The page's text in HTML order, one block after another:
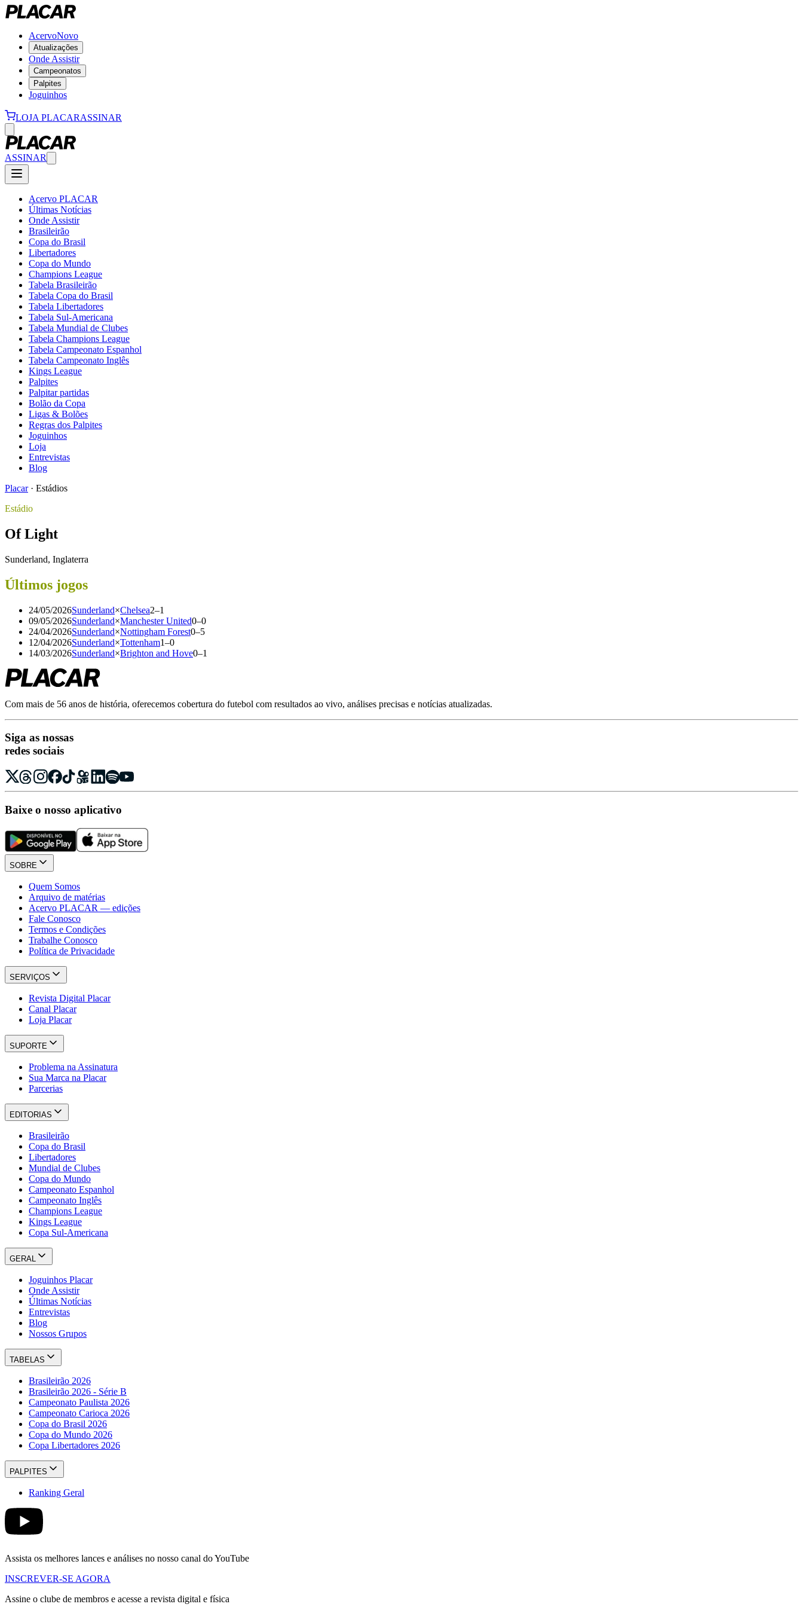
AcervoNovo
Atualizações
Onde Assistir
Campeonatos
Palpites
Joguinhos
LOJA PLACARASSINAR
ASSINAR
Acervo PLACAR
Últimas Notícias
Onde Assistir
Brasileirão
Copa do Brasil
Libertadores
Copa do Mundo
Champions League
Tabela Brasileirão
Tabela Copa do Brasil
Tabela Libertadores
Tabela Sul-Americana
Tabela Mundial de Clubes
Tabela Champions League
Tabela Campeonato Espanhol
Tabela Campeonato Inglês
Kings League
Palpites
Palpitar partidas
Bolão da Copa
Ligas & Bolões
Regras dos Palpites
Joguinhos
Loja
Entrevistas
Blog
Placar · Estádios
Estádio
Of Light
Sunderland, Inglaterra
Últimos jogos
24/05/2026Sunderland×Chelsea2–1
09/05/2026Sunderland×Manchester United0–0
24/04/2026Sunderland×Nottingham Forest0–5
12/04/2026Sunderland×Tottenham1–0
14/03/2026Sunderland×Brighton and Hove0–1
Com mais de 56 anos de história, oferecemos cobertura do futebol com resultados ao vivo, análises precisas e notícias atualizadas.
Siga as nossas
redes sociais
Baixe o nosso aplicativo
SOBRE
Quem Somos
Arquivo de matérias
Acervo PLACAR — edições
Fale Conosco
Termos e Condições
Trabalhe Conosco
Política de Privacidade
SERVIÇOS
Revista Digital Placar
Canal Placar
Loja Placar
SUPORTE
Problema na Assinatura
Sua Marca na Placar
Parcerias
EDITORIAS
Brasileirão
Copa do Brasil
Libertadores
Mundial de Clubes
Copa do Mundo
Campeonato Espanhol
Campeonato Inglês
Champions League
Kings League
Copa Sul-Americana
GERAL
Joguinhos Placar
Onde Assistir
Últimas Notícias
Entrevistas
Blog
Nossos Grupos
TABELAS
Brasileirão 2026
Brasileirão 2026 - Série B
Campeonato Paulista 2026
Campeonato Carioca 2026
Copa do Brasil 2026
Copa do Mundo 2026
Copa Libertadores 2026
PALPITES
Ranking Geral
Assista os melhores lances e análises no nosso canal do YouTube
INSCREVER-SE AGORA
Assine o clube de membros e acesse a revista digital e física